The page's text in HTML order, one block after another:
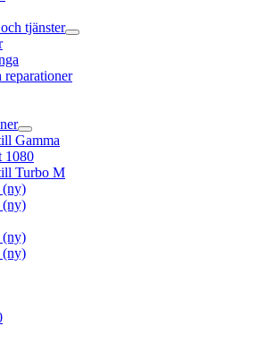
tjänster
reparationer
Gamma
1080
Turbo M